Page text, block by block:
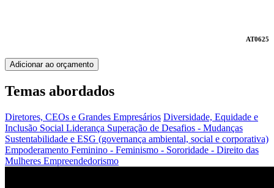
AT0625
Adicionar ao orçamento
Temas abordados
Diretores, CEOs e Grandes Empresários Diversidade, Equidade e
Inclusão Social Liderança Superação de Desafios - Mudanças
Sustentabilidade e ESG (governança ambiental, social e corporativa)
Empoderamento Feminino - Feminismo - Sororidade - Direito das
Mulheres Empreendedorismo